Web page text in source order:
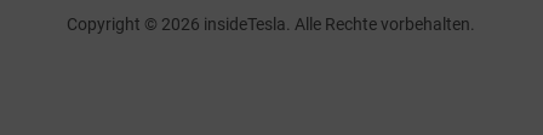
Copyright © 2026 insideTesla. Alle Rechte vorbehalten.